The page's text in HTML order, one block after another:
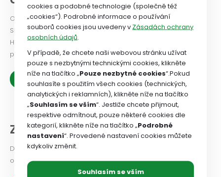
Odborový svaz od roku 2024 vydává Newsletter. PODÍVEJTE
SE!
Historie OSZSP ČR se píše od roku 1990 a je nabitá prací ve
prospěch zaměstnanců.
Zobrazit více
Z našich organizací
Dejte odborovému svazu vědět, jaké problémy v odborové
organizaci řešíte, co se vám podařilo.
cookies a podobné technologie (společně též
„cookies“). Podrobné informace o používání
souborů cookies jsou uvedeny v Zásadách ochrany
osobních údajů.
V případě, že chcete naši webovou stránku užívat
pouze s nezbytnými technickými cookies, klikněte
níže na tlačítko „Pouze nezbytné cookies“.Pokud
souhlasíte s použitím všech cookies (technických,
analytických i reklamních), klikněte níže na tlačítko
„Souhlasím se vším“. Jestliže chcete přijmout,
respektive odmítnout, pouze některé cookies dle
kategorií, klikněte níže na tlačítko „Podrobné
nastavení“. Provedené nastavení cookies můžete
kdykoliv změnit.
Souhlasím se vším